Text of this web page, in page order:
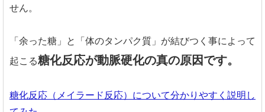
せん。
「余った糖」と「体のタンパク質」が結びつく事によって
起こる糖化反応が動脈硬化の真の原因です。
糖化反応（メイラード反応）について分かりやすく説明し